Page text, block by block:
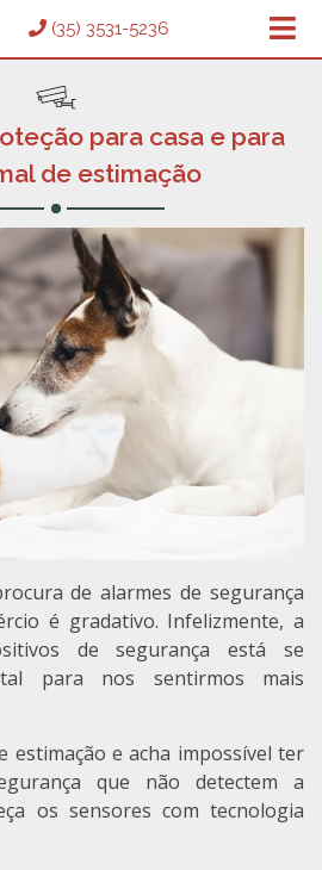
(35) 3531-5236
para casa e para
de estimação
de alarmes de segurança
é gradativo. Infelizmente, a
de segurança está se
para nos sentirmos mais
estimação e acha impossível ter
que não detectem a
os sensores com tecnologia